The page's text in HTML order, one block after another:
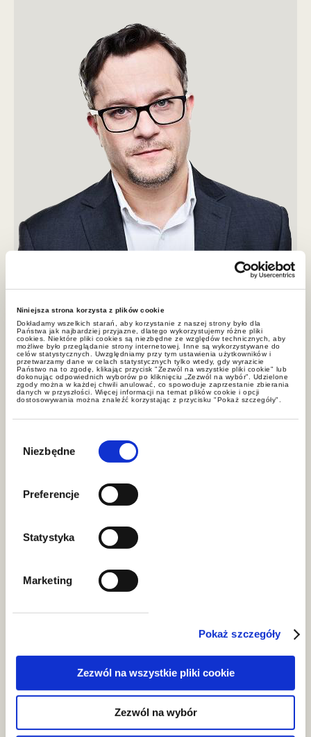
Niniejsza strona korzysta z plików cookie
Dokładamy wszelkich starań, aby korzystanie z naszej strony było dla
Państwa jak najbardziej przyjazne, dlatego wykorzystujemy różne pliki
cookies. Niektóre pliki cookies są niezbędne ze względów technicznych, aby
możliwe było przeglądanie strony internetowej. Inne są wykorzystywane do
celów statystycznych. Uwzględniamy przy tym ustawienia użytkowników i
przetwarzamy dane w celach statystycznych tylko wtedy, gdy wyrazicie
Państwo na to zgodę, klikając przycisk "Zezwól na wszystkie pliki cookie" lub
dokonując odpowiednich wyborów po kliknięciu „Zezwól na wybór”. Udzielone
zgody można w każdej chwili anulować, co spowoduje zaprzestanie zbierania
danych w przyszłości. Więcej informacji na temat plików cookie i opcji
dostosowywania można znaleźć korzystając z przycisku "Pokaż szczegóły".
zgody
Niezbędne
Preferencje
Statystyka
Marketing
Pokaż szczegóły
Zezwól na wszystkie pliki cookie
Zezwól na wybór
Sebastian Gumiela
doradca podatkowy, radca prawny, partner GWW
Sebastian.Gumiela@gww.pl
+22 212 00 00
Aleksandra Małysza
prawnik, associate
Aleksandra.Mazurek@gww.pl
+22 212 00 00